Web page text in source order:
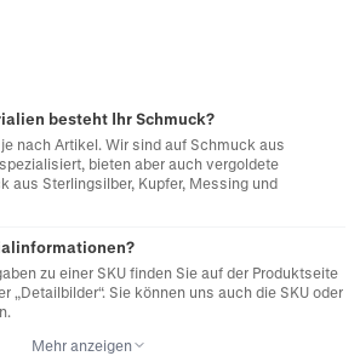
besteht Ihr Schmuck?
nach Artikel. Wir sind auf Schmuck aus
bieten aber auch vergoldete
aus Sterlingsilber, Kupfer, Messing und
zu einer SKU finden Sie auf der Produktseite
„Detailbilder“. Sie können uns auch die SKU oder
Mehr anzeigen